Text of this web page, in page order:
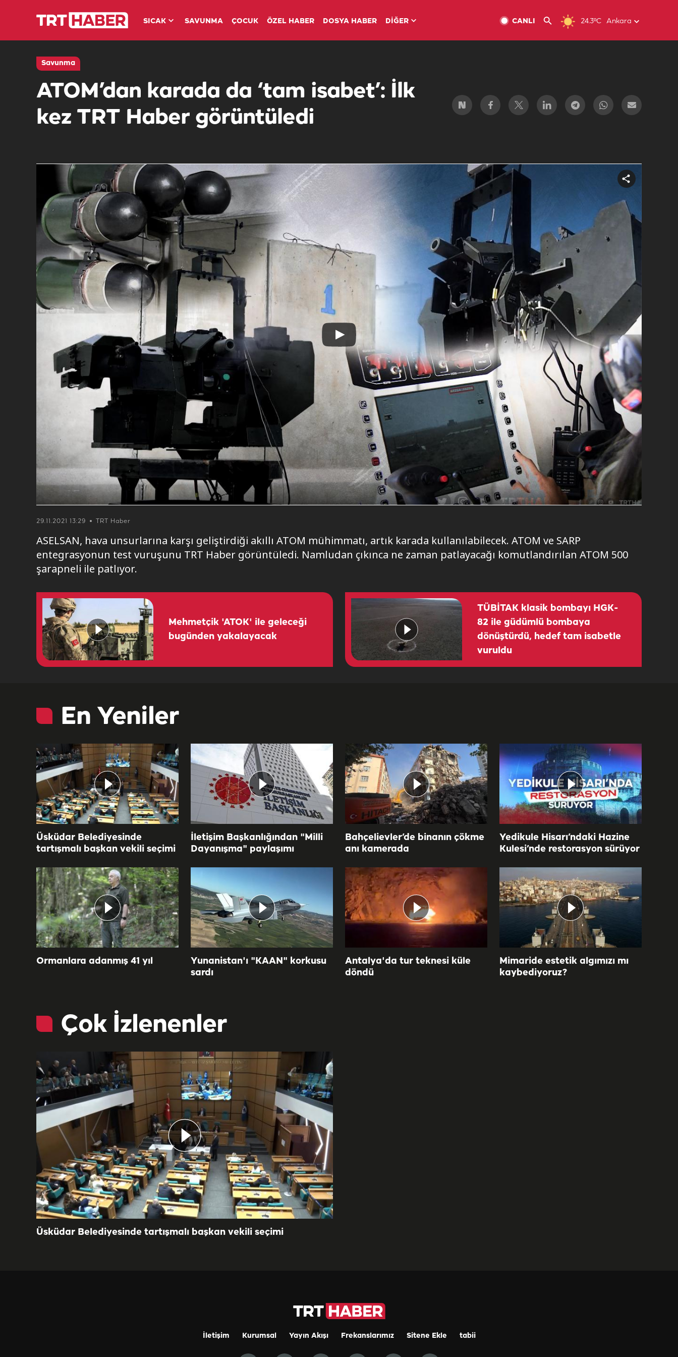
SICAK SAVUNMA ÇOCUK ÖZEL HABER DOSYA HABER DİĞER 24.3ºC Ankara
CANLI
Savunma
ATOM’dan karada da ‘tam isabet’: İlk
kez TRT Haber görüntüledi
Play
Share
video
29.11.2021 13:29 TRT Haber
ASELSAN, hava unsurlarına karşı geliştirdiği akıllı ATOM mühimmatı, artık karada kullanılabilecek. ATOM ve SARP
entegrasyonun test vuruşunu TRT Haber görüntüledi. Namludan çıkınca ne zaman patlayacağı komutlandırılan ATOM 500
şarapneli ile patlıyor.
Mehmetçik 'ATOK' ile geleceği
bugünden yakalayacak
TÜBİTAK klasik bombayı HGK-
82 ile güdümlü bombaya
dönüştürdü, hedef tam isabetle
vuruldu
En Yeniler
Üsküdar Belediyesinde
tartışmalı başkan vekili seçimi
İletişim Başkanlığından "Milli
Dayanışma" paylaşımı
Bahçelievler’de binanın çökme
anı kamerada
Yedikule Hisarı’ndaki Hazine
Kulesi’nde restorasyon sürüyor
Ormanlara adanmış 41 yıl
Yunanistan'ı "KAAN" korkusu
sardı
Antalya'da tur teknesi küle
döndü
Mimaride estetik algımızı mı
kaybediyoruz?
Çok İzlenenler
Üsküdar Belediyesinde tartışmalı başkan vekili seçimi
İletişim Kurumsal Yayın Akışı Frekanslarımız Sitene Ekle tabii